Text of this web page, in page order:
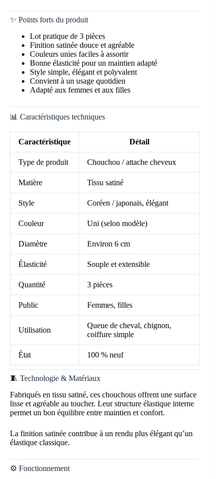
✨ Points forts du produit
Lot pratique de 3 pièces
Finition satinée douce et agréable
Couleurs unies faciles à assortir
Bonne élasticité pour un maintien adapté
Style simple, élégant et polyvalent
Convient à un usage quotidien
Adapté aux femmes et aux filles
📊 Caractéristiques techniques
Caractéristique Détail
Type de produit Chouchou / attache cheveux
Matière Tissu satiné
Style Coréen / japonais, élégant
Couleur Uni (selon modèle)
Diamètre Environ 6 cm
Élasticité Souple et extensible
Quantité 3 pièces
Public Femmes, filles
Utilisation
Queue de cheval, chignon,
coiffure simple
État 100 % neuf
🧵 Technologie & Matériaux
Fabriqués en tissu satiné, ces chouchous offrent une surface
lisse et agréable au toucher. Leur structure élastique interne
permet un bon équilibre entre maintien et confort.
La finition satinée contribue à un rendu plus élégant qu’un
élastique classique.
⚙️ Fonctionnement